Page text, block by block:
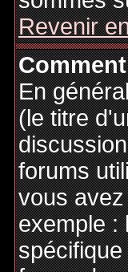
Revenir
En
(le titre
forums
vous
exemple :